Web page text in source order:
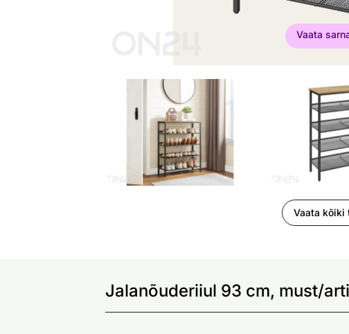
Vaata
Vaata kõiki
Jalanõuderiiul 93 cm, must/